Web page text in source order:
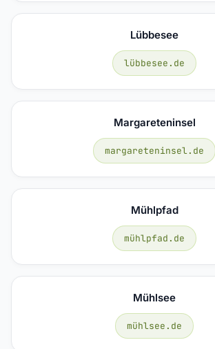
Lübbesee
lübbesee.de
Margareteninsel
margareteninsel.de
Mühlpfad
mühlpfad.de
Mühlsee
mühlsee.de